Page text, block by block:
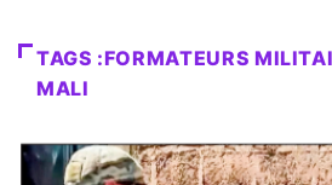
TAGS :FORMATEURS
MALI